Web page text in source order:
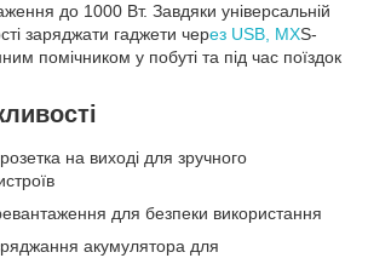
до 1000 Вт. Завдяки універсальній
заряджати гаджети через USB, MXS-
помічником у побуті та під час поїздок
на виході для зручного
для безпеки використання
акумулятора для